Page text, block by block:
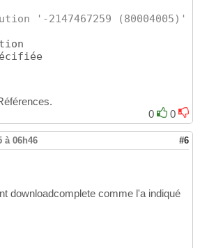
'-2147467259 (80004005)':
0
0
à 06h46 #6
downloadcomplete comme l'a indiqué